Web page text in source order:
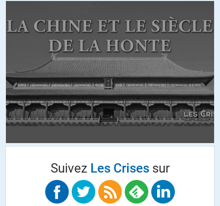
Suivez Les Crisessur